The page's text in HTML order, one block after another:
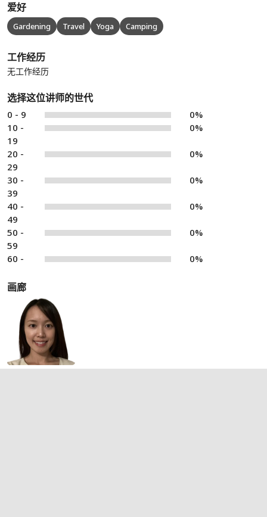
爱好
Gardening Travel Yoga Camping
工作经历
无工作经历
选择这位讲师的世代
0 - 9
0%
10 -
19
0%
20 -
29
0%
30 -
39
0%
40 -
49
0%
50 -
59
0%
60 - 0%
画廊